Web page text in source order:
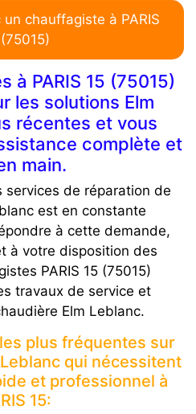
un chauffagiste à PARIS
à PARIS 15 (75015)
les solutions Elm
récentes et vous
complète et
main.
services de réparation de
est en constante
à cette demande,
à votre disposition des
PARIS 15 (75015)
travaux de service et
Elm Leblanc.
plus fréquentes sur
qui nécessitent
et professionnel à
15: